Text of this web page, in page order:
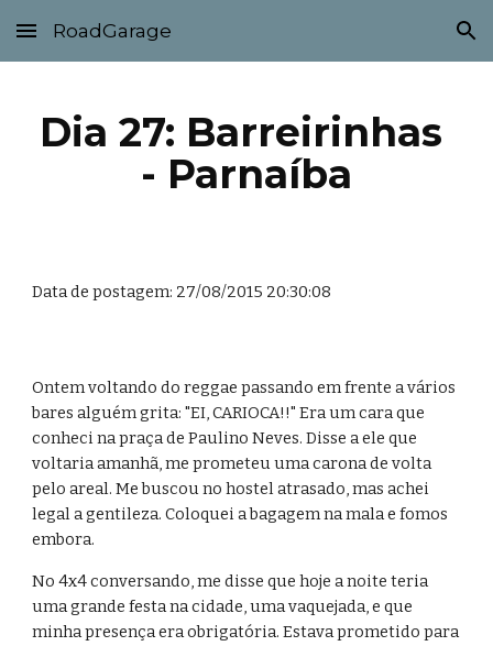
Skip to main content Skip to navigation
RoadGarage
Dia 27: Barreirinhas
- Parnaíba
Data de postagem: 27/08/2015 20:30:08
Ontem voltando do reggae passando em frente a vários
bares alguém grita: "EI, CARIOCA!!" Era um cara que
conheci na praça de Paulino Neves. Disse a ele que
voltaria amanhã, me prometeu uma carona de volta
pelo areal. Me buscou no hostel atrasado, mas achei
legal a gentileza. Coloquei a bagagem na mala e fomos
embora.
No 4x4 conversando, me disse que hoje a noite teria
uma grande festa na cidade, uma vaquejada, e que
minha presença era obrigatória. Estava prometido para